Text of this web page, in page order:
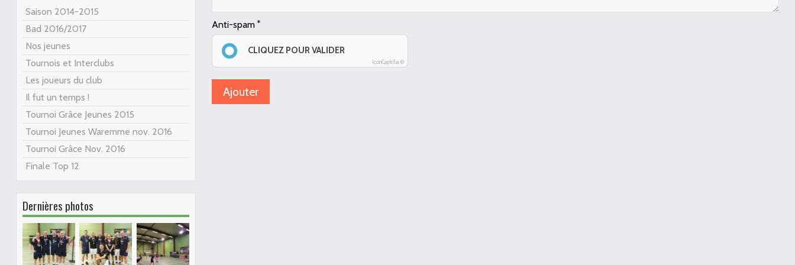
Saison 2014-2015
Bad 2016/2017
Nos jeunes
Tournois et Interclubs
Les joueurs du club
Il fut un temps !
Tournoi Grâce Jeunes 2015
Tournoi Jeunes Waremme nov. 2016
Tournoi Grâce Nov. 2016
Finale Top 12
Dernières photos
Anti-spam
CLIQUEZ POUR VALIDER
IconCaptcha ©